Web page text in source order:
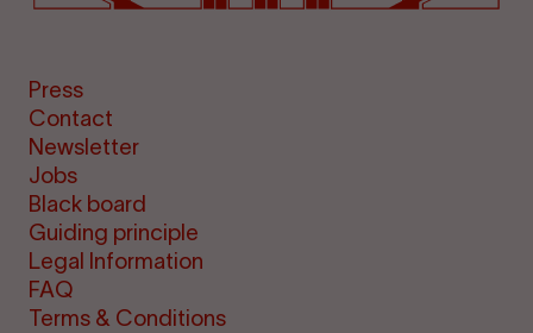
Press
Contact
Newsletter
Jobs
Black board
Guiding principle
Legal Information
FAQ
Terms & Conditions